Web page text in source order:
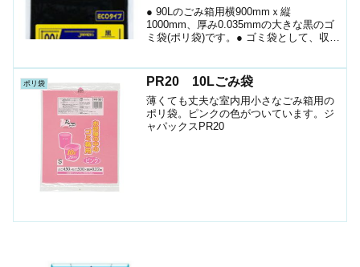
● 90Lのごみ箱用横900mmｘ縦
1000mm、厚み0.035mmの大きな黒のゴ
ミ袋(ポリ袋)です。● ゴミ袋として、収納
大幅アップ。● 柔軟性に優れ、伸びに強
く突...
ポリ袋 PR20 10Lごみ袋
薄くても丈夫な室内用小さなごみ箱用の
ポリ袋。ピンクの色がついています。ジ
ャパックスPR20